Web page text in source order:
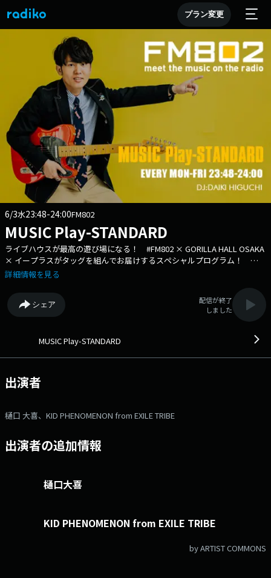
プラン変更
6/3水23:48-24:00FM802
MUSIC Play-STANDARD
ライブハウスが最高の遊び場になる！ #FM802 × GORILLA HALL OSAKA
× イープラスがタッグを組んでお届けするスペシャルプログラム！
GORILLA HALL OSAKAのライブ情報を毎日ピックアップ、FM802 DJ’Sが
「KID PHENOMENON from EXILE TRIBE」 KID PHENOMENON from EXILE
TRIBE が毎日登場し、 ライブにまつわる話をしてくれます♪ 【コメ
ント出演】 6/1(月)～6/5(金)・・・KID PHENOMENON from EXILE
https://eplus.jp/ ⇒番組HPはコチラ ⇒リクエスト・メッセー
詳細情報を見る
シェア
配信が終了
しました
MUSIC Play-STANDARD
出演者
樋口 大喜、KID PHENOMENON from EXILE TRIBE
出演者の追加情報
樋口大喜
KID PHENOMENON from EXILE TRIBE
by ARTIST COMMONS